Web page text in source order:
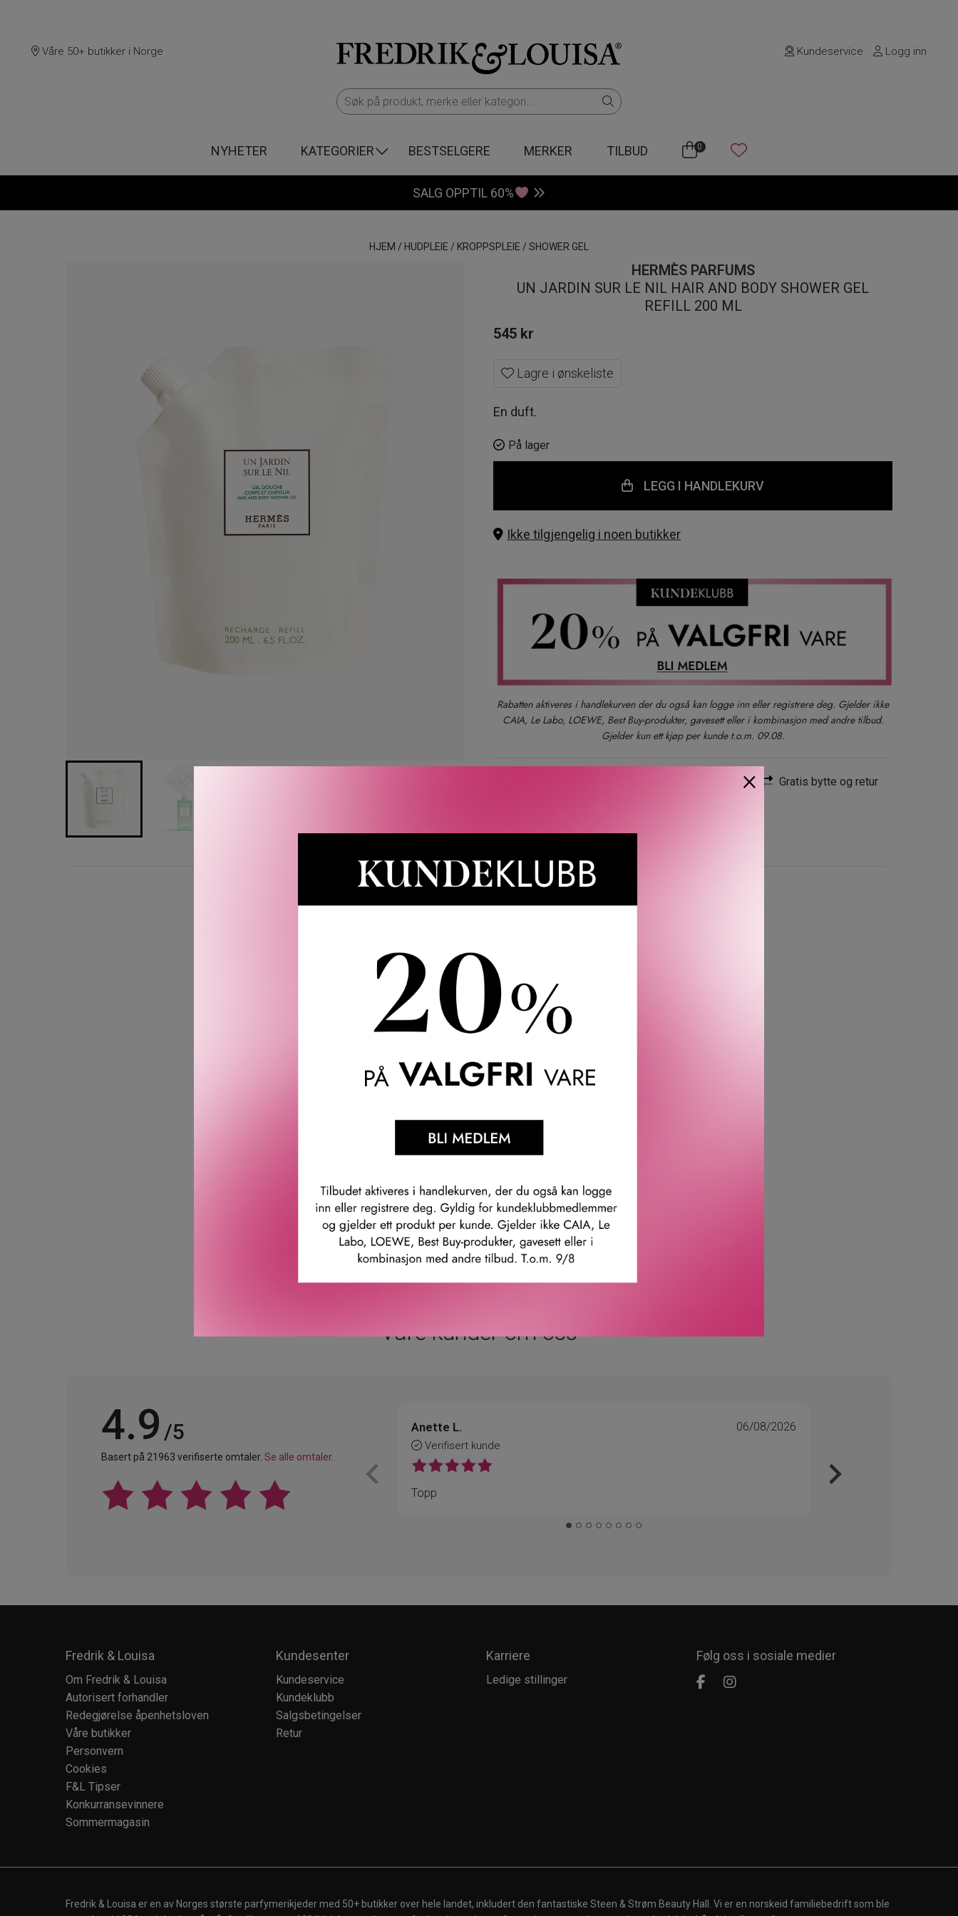
Våre 50+ butikker i Norge Kundeservice Logg inn
NYHETER KATEGORIER BESTSELGERE MERKER TILBUD 0
SALG OPPTIL 60%
HJEM / HUDPLEIE / KROPPSPLEIE / SHOWER GEL
HERMÈS PARFUMS
UN JARDIN SUR LE NIL HAIR AND BODY SHOWER GEL
REFILL 200 ML
545 kr
Lagre i ønskeliste
En duft.
På lager
LEGG I HANDLEKURV
Ikke tilgjengelig i noen butikker
Rabatten aktiveres i handlekurven der du også kan logge inn eller registrere deg. Gjelder ikke
CAIA, Le Labo, LOEWE, Best Buy-produkter, gavesett eller i kombinasjon med andre tilbud.
Gjelder kun ett kjøp per kunde t.o.m. 09.08.
Gratis bytte og retur
BESKRIVELSE OMTALER SPØRSMÅL & SVAR INGREDIENSER OM MERKEVAREN
Dusjgelen Un Jardin Sur le Nil er en opplevelse. Den milde duften bærer deg langt avsted. Som alle duftene i
serien Les Parfums-Jardins. En annen måte å bruke parfyme på.
Un Jardin Sur le Nil er en frisk duft komponert av syrlig mango, sart lotusblomst og staut platanlønn, som tilfører
En miljøvennlig formel som danner et behagelig skum som er lett å skylle av.
Leverandørs artikkelnummer: her113799v0
Våre kunder om oss
4.9 /5
Basert på 21963 verifiserte omtaler. Se alle omtaler.
Anette L.
Verifisert kunde
06/08/2026
Topp
Fredrik & Louisa
Om Fredrik & Louisa
Autorisert forhandler
Redegjørelse åpenhetsloven
Våre butikker
Personvern
Cookies
F&L Tipser
Konkurransevinnere
Sommermagasin
Kundesenter
Kundeservice
Kundeklubb
Salgsbetingelser
Retur
Karriere
Ledige stillinger
Følg oss i sosiale medier
Fredrik & Louisa er en av Norges største parfymerikjeder med 50+ butikker over hele landet, inkludert den fantastiske Steen & Strøm Beauty Hall. Vi er en norskeid familiebedrift som ble
×